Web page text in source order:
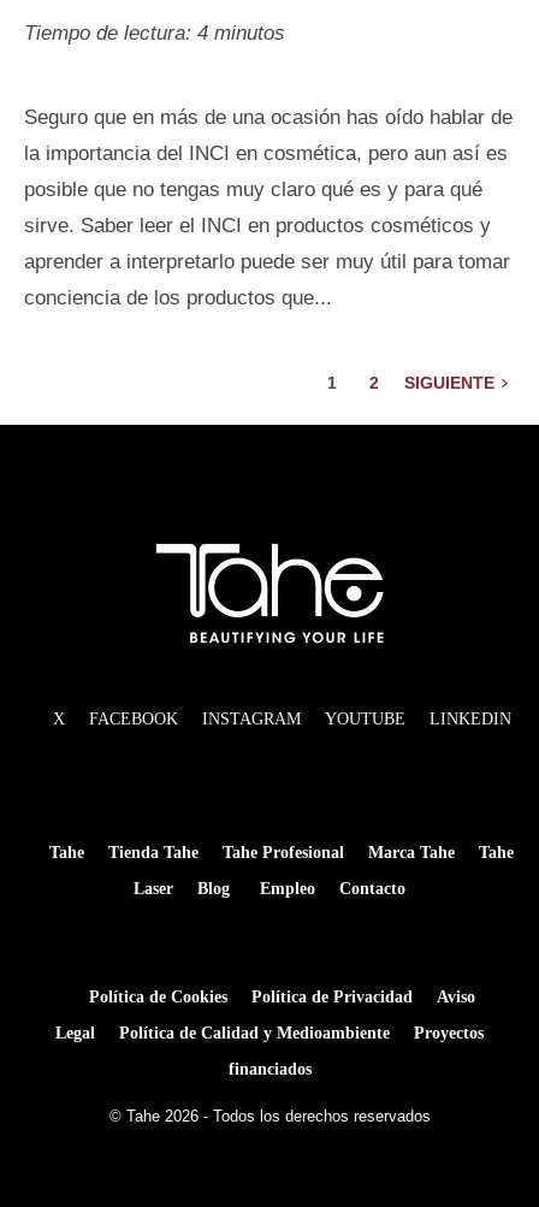
Tiempo de lectura: 4 minutos
Seguro que en más de una ocasión has oído hablar de
la importancia del INCI en cosmética, pero aun así es
posible que no tengas muy claro qué es y para qué
sirve. Saber leer el INCI en productos cosméticos y
aprender a interpretarlo puede ser muy útil para tomar
conciencia de los productos que...
1 2 SIGUIENTE
X FACEBOOK INSTAGRAM YOUTUBE LINKEDIN
Tahe Tienda Tahe Tahe Profesional Marca Tahe
Tahe
Laser
Blog Empleo Contacto
Política de Cookies Política de Privacidad
Aviso
Legal
Política de Calidad y Medioambiente
Proyectos
financiados
© Tahe 2026 - Todos los derechos reservados